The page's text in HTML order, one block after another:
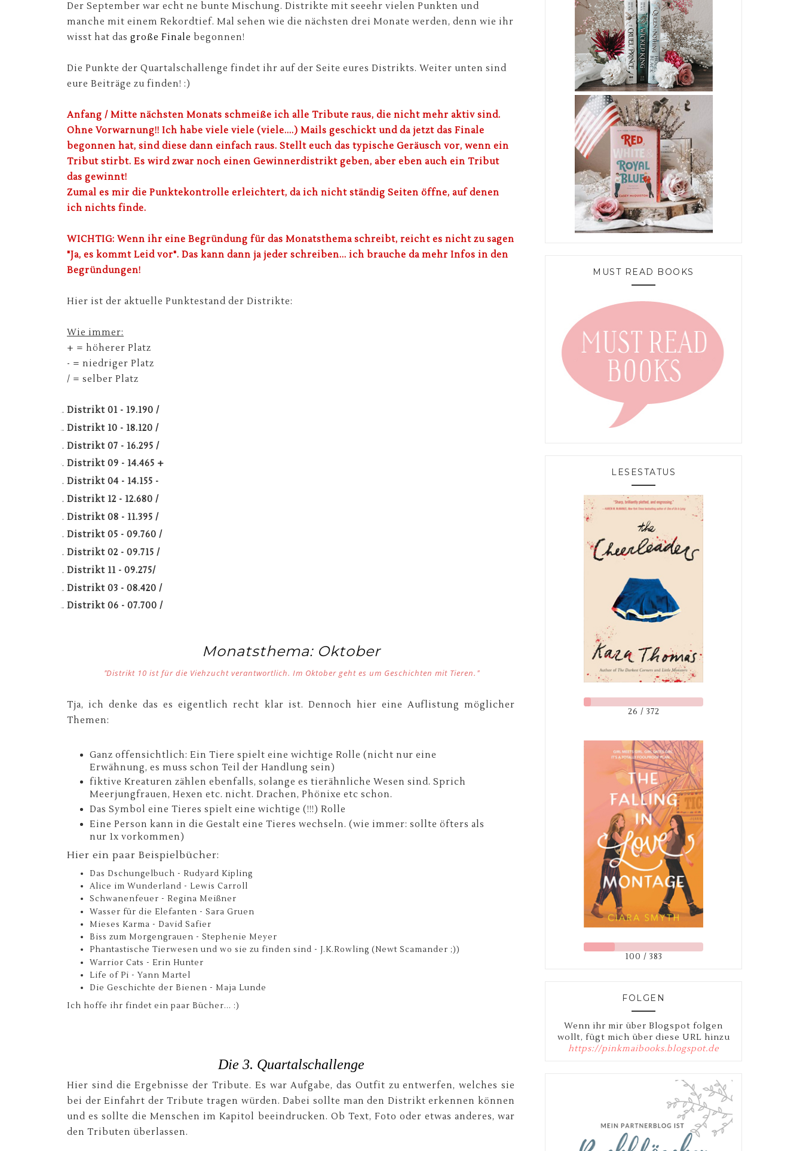
Der September war echt ne bunte Mischung. Distrikte mit seeehr vielen Punkten und
manche mit einem Rekordtief. Mal sehen wie die nächsten drei Monate werden, denn wie ihr
wisst hat das große Finale begonnen!
Die Punkte der Quartalschallenge findet ihr auf der Seite eures Distrikts. Weiter unten sind
eure Beiträge zu finden! :)
Anfang / Mitte nächsten Monats schmeiße ich alle Tribute raus, die nicht mehr aktiv sind.
Ohne Vorwarnung!! Ich habe viele viele (viele....) Mails geschickt und da jetzt das Finale
begonnen hat, sind diese dann einfach raus. Stellt euch das typische Geräusch vor, wenn ein
Tribut stirbt. Es wird zwar noch einen Gewinnerdistrikt geben, aber eben auch ein Tribut
das gewinnt!
Zumal es mir die Punktekontrolle erleichtert, da ich nicht ständig Seiten öffne, auf denen
ich nichts finde.
WICHTIG: Wenn ihr eine Begründung für das Monatsthema schreibt, reicht es nicht zu sagen
"Ja, es kommt Leid vor". Das kann dann ja jeder schreiben... ich brauche da mehr Infos in den
Begründungen!
Hier ist der aktuelle Punktestand der Distrikte:
Wie immer:
+ = höherer Platz
- = niedriger Platz
/ = selber Platz
Distrikt 01 - 19.190 /
Distrikt 10 - 18.120 /
Distrikt 07 - 16.295 /
Distrikt 09 - 14.465 +
Distrikt 04 - 14.155 -
Distrikt 12 - 12.680 /
Distrikt 08 - 11.395 /
Distrikt 05 - 09.760 /
Distrikt 02 - 09.715 /
Distrikt 11 - 09.275/
Distrikt 03 - 08.420 /
Distrikt 06 - 07.700 /
Monatsthema: Oktober
"Distrikt 10 ist für die Viehzucht verantwortlich. Im Oktober geht es um Geschichten mit Tieren. "
Tja, ich denke das es eigentlich recht klar ist. Dennoch hier eine Auflistung möglicher
Themen:
Ganz offensichtlich: Ein Tiere spielt eine wichtige Rolle (nicht nur eine
Erwähnung, es muss schon Teil der Handlung sein)
fiktive Kreaturen zählen ebenfalls, solange es tierähnliche Wesen sind. Sprich
Meerjungfrauen, Hexen etc. nicht. Drachen, Phönixe etc schon.
Das Symbol eine Tieres spielt eine wichtige (!!!) Rolle
Eine Person kann in die Gestalt eine Tieres wechseln. (wie immer: sollte öfters als
nur 1x vorkommen)
Hier ein paar Beispielbücher:
Das Dschungelbuch - Rudyard Kipling
Alice im Wunderland - Lewis Carroll
Schwanenfeuer - Regina Meißner
Wasser für die Elefanten - Sara Gruen
Mieses Karma - David Safier
Biss zum Morgengrauen - Stephenie Meyer
Phantastische Tierwesen und wo sie zu finden sind - J.K.Rowling (Newt Scamander ;))
Warrior Cats - Erin Hunter
Life of Pi - Yann Martel
Die Geschichte der Bienen - Maja Lunde
Ich hoffe ihr findet ein paar Bücher... :)
Die 3. Quartalschallenge
Hier sind die Ergebnisse der Tribute. Es war Aufgabe, das Outfit zu entwerfen, welches sie
bei der Einfahrt der Tribute tragen würden. Dabei sollte man den Distrikt erkennen können
und es sollte die Menschen im Kapitol beeindrucken. Ob Text, Foto oder etwas anderes, war
den Tributen überlassen.
MUST READ BOOKS
LESESTATUS
26 / 372
100 / 383
FOLGEN
Wenn ihr mir über Blogspot folgen
wollt, fügt mich über diese URL hinzu
https://pinkmaibooks.blogspot.de